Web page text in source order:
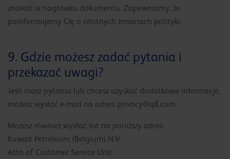
znaleźć w nagłówku dokumentu. Zapewniamy, że
poinformujemy Cię o istotnych zmianach polityki.
9. Gdzie możesz zadać pytania i
przekazać uwagi?
Jeśli masz pytania lub chcesz uzyskać dodatkowe informacje,
możesz wysłać e-mail na adres: privacy@q8.com.
Możesz również wysłać list na poniższy adres:
Kuwait Petroleum (Belgium) N.V.
Attn of Customer Service Unit